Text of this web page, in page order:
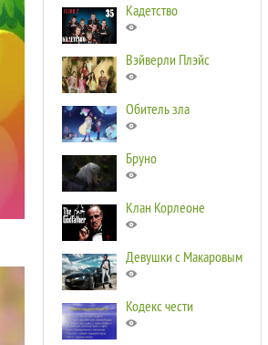
Кадетство
Вэйверли Плэйс
Обитель зла
Бруно
Клан Корлеоне
Девушки с Макаровым
Кодекс чести